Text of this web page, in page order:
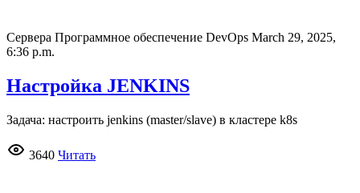
Сервера Программное обеспечение DevOps March 29, 2025,
6:36 p.m.
Настройка JENKINS
Задача: настроить jenkins (master/slave) в кластере k8s
3640 Читать